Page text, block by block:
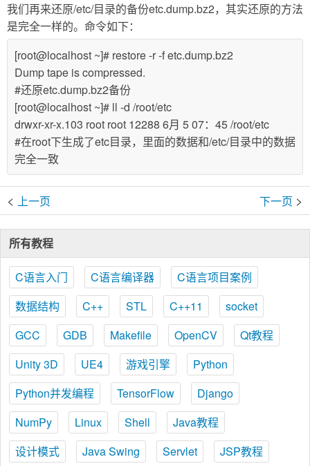
我们再来还原/etc/目录的备份etc.dump.bz2，其实还原的方法
是完全一样的。命令如下：
[root@localhost ~]# restore -r -f etc.dump.bz2
Dump tape is compressed.
#还原etc.dump.bz2备份
[root@localhost ~]# ll -d /root/etc
drwxr-xr-x.103 root root 12288 6月 5 07：45 /root/etc
#在root下生成了etc目录，里面的数据和/etc/目录中的数据
完全一致
< 上一页 下一页 >
所有教程
C语言入门 C语言编译器
C语言项目案例
数据结构
C++ STL C++11
socket
GCC
GDB Makefile OpenCV
Qt教程
Unity 3D
UE4 游戏引擎
Python
Python并发编程
TensorFlow
Django
NumPy
Linux Shell
Java教程
设计模式
Java Swing Servlet
JSP教程